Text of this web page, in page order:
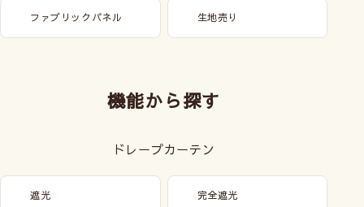
ファブリックパネル 生地売り
機能から探す
ドレープカーテン
遮光 完全遮光